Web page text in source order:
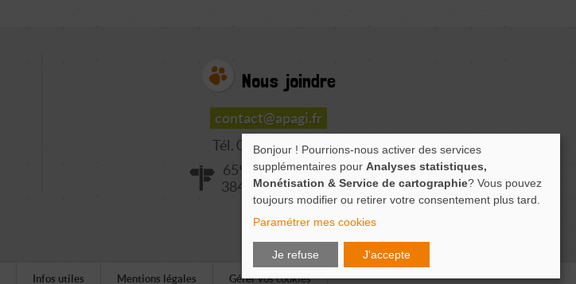
Nous joindre
contact@apagi.fr
Tél. 04 76 77 20 06
659 Route de L'Isère
38420 LE VERSOUD
Infos utiles Mentions légales Gérer vos cookies
Bonjour ! Pourrions-nous activer des services
supplémentaires pour Analyses statistiques,
Monétisation & Service de cartographie? Vous pouvez
toujours modifier ou retirer votre consentement plus tard.
Paramétrer mes cookies
Je refuse J'accepte